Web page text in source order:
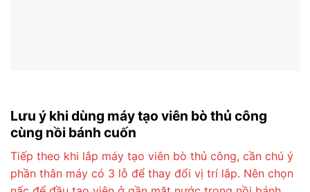
Lưu ý khi dùng máy tạo viên bò thủ công
cùng nồi bánh cuốn
Tiếp theo khi lắp máy tạo viên bò thủ công, cần chú ý
phần thân máy có 3 lỗ để thay đổi vị trí lắp. Nên chọn